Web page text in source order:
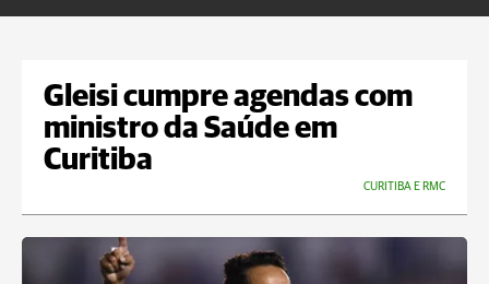
Gleisi cumpre agendas com
ministro da Saúde em
Curitiba
CURITIBA E RMC